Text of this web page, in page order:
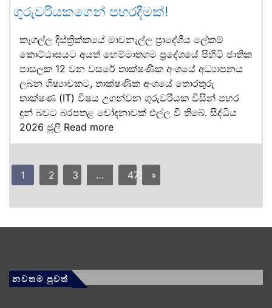
ගුරුවරියකගෙන් පහරදීමක්!
කෑගල්ල දිස්ත්‍රික්කයේ මාවනැල්ල ප්‍රාදේශීය ලේකම්
කොට්ඨාසයට අයත් හෙම්මාතගම ප්‍රදේශයේ පිහිටි ජාතික
පාසලක 12 වන වසරේ තාක්ෂණික අංශයේ අධ්‍යාපනය
ලබන ශිෂ්‍යාවකට, තාක්ෂණික අංශයේ තොරතුරු
තාක්ෂණ (IT) විෂය උගන්වන ගුරුවරියක විසින් පහර
දුන් බවට බරපතළ චෝදනාවක් එල්ල වී තිබේ. සිද්ධිය
2026 ජූලි Read more
1 2 3 … 473 »
නවතම පුවත්